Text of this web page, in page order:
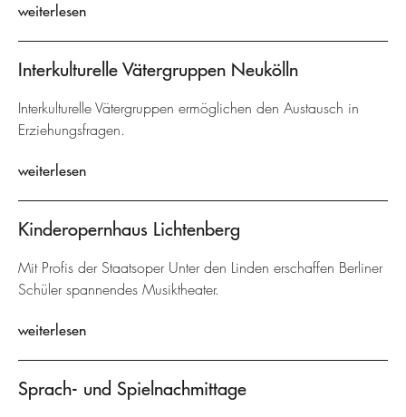
weiterlesen
Interkulturelle Vätergruppen Neukölln
Interkulturelle Vätergruppen ermöglichen den Austausch in
Erziehungsfragen.
weiterlesen
Kinderopernhaus Lichtenberg
Mit Profis der Staatsoper Unter den Linden erschaffen Berliner
Schüler spannendes Musiktheater.
weiterlesen
Sprach- und Spielnachmittage